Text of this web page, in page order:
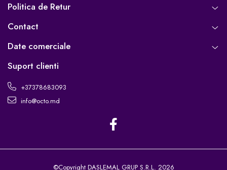
Politica de Retur
Contact
Date comerciale
Suport clienti
+37378683093
info@octo.md
©Copyright DASLEMAL GRUP S.R.L. 2026